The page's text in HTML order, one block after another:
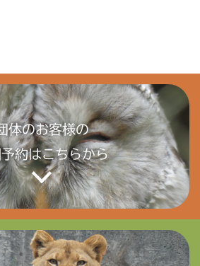
体のお客様の
約はこちらから